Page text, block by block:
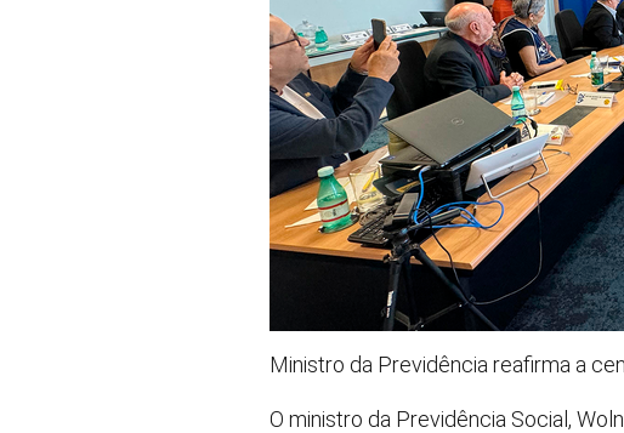
Ministro da Previdência reafirma a
O ministro da Previdência Social,